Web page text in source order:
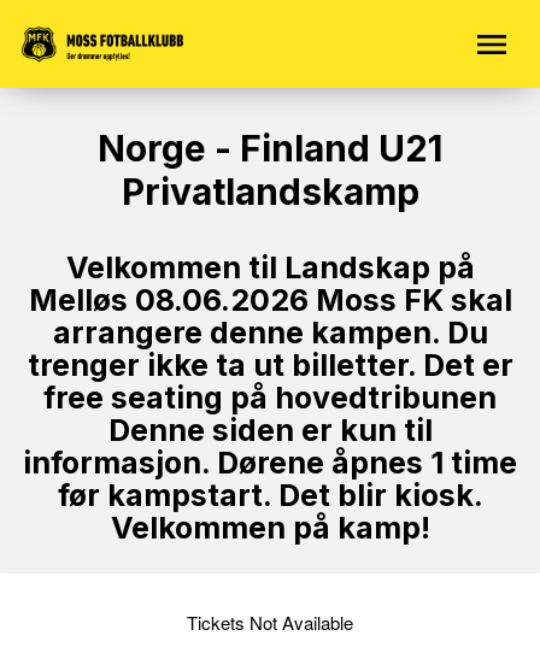
Norge - Finland U21
Privatlandskamp
Velkommen til Landskap på
Melløs 08.06.2026 Moss FK skal
arrangere denne kampen. Du
trenger ikke ta ut billetter. Det er
free seating på hovedtribunen
Denne siden er kun til
informasjon. Dørene åpnes 1 time
før kampstart. Det blir kiosk.
Velkommen på kamp!
Tickets Not Available